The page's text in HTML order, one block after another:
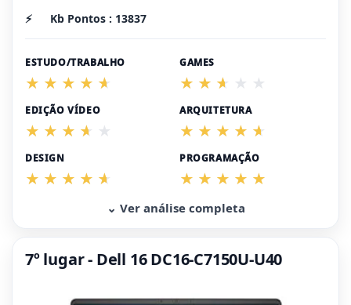
⚡
Kb Pontos : 13837
ESTUDO/TRABALHO GAMES
EDIÇÃO VÍDEO ARQUITETURA
DESIGN PROGRAMAÇÃO
⌄ Ver análise completa
7º lugar - Dell 16 DC16-C7150U-U40